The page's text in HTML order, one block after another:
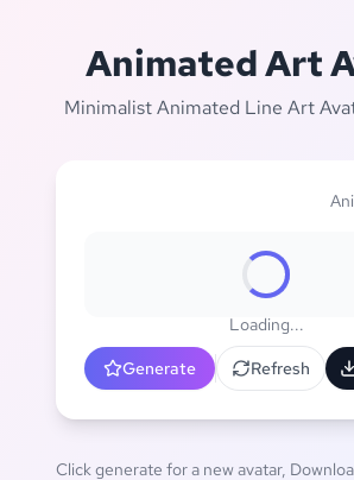
Animated Art
Minimalist Animated Line Art
Loading...
Generate Refresh
Click generate for a new avatar,